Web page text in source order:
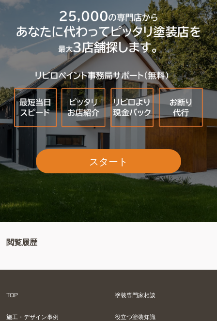
スタート
閲覧履歴
TOP 塗装専門家相談
施工・デザイン事例 役立つ塗装知識